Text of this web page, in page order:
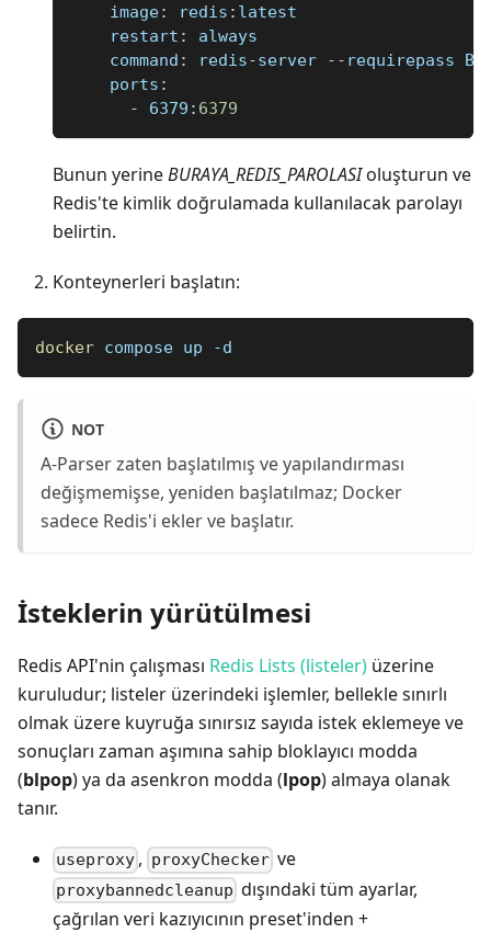
image: redis : latest
restart :
always
command : redis-server - - requirepass
ports :
-
6379 : 6379
Bunun yerineBURAYA REDIS PAROLASIoluşturun ve
Redis'te kimlik doğrulamada kullanılacak parolayı
belirtin.
Konteynerleri başlatın:
docker compose up -d
NOT
A-Parser zaten başlatılmış ve yapılandırması
değişmemişse, yeniden başlatılmaz; Docker
sadece Redis'i ekler ve başlatır.
İsteklerin yürütülmesi
Redis API'nin çalışması Redis Lists (listeler) üzerine
kuruludur; listeler üzerindeki işlemler, bellekle sınırlı
olmak üzere kuyruğa sınırsız sayıda istek eklemeye ve
sonuçları zaman aşımına sahip bloklayıcı modda
(blpop) ya da asenkron modda (lpop) almaya olanak
tanır.
useproxy , proxyCheckerve
proxybannedcleanup dışındaki tüm ayarlar,
çağrılan veri kazıyıcının preset'inden +